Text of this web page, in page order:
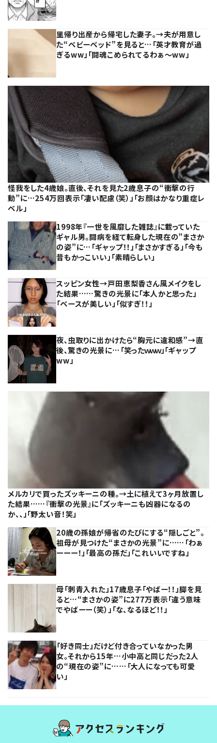
里帰り出産から帰宅した妻子。→夫が用意し
た“ベビーベッド”を見ると…「英才教育が過
ぎるww」「闘魂こめられてるわぁ～ww」
怪我をした4歳娘。直後、それを見た2歳息子の“衝撃の行
動”に…254万回表示「凄い配慮（笑）」「お顔はかなり重症レ
ベル」
1998年『一世を風靡した雑誌』に載っていた
ギャル男。闘病を経て転身した現在の”まさか
の姿”に…「ギャップ！！」「まさかすぎる」「今も
昔もかっこいい」「素晴らしい」
スッピン女性→戸田恵梨香さん風メイクをし
た結果……驚きの光景に「本人かと思った」
「ベースが美しい」「似すぎ！！」
夜、虫取りに出かけたら“胸元に違和感”→直
後、驚きの光景に…「笑ったｗｗｗ」「ギャップ
ww」
メルカリで買ったズッキーニの種。→土に植えて3ヶ月放置し
た結果……『衝撃の光景』に「ズッキーニも凶器になるの
か、、」「野太い音！笑」
20歳の孫娘が帰省のたびにする“隠しごと”。
祖母が見つけた“まさかの光景”に……「わぁ
ーーー！」「最高の孫だ」「これいいですね」
母「刺青入れた」17歳息子「やばー！！」脚を見
ると…“まさかの姿”に277万表示「違う意味
でやばーー（笑）」「な、なるほど！！」
「好き同士」だけど付き合っていなかった男
女。それから15年…小中高と同じだった2人
の“現在の姿”に……「大人になっても可愛
い」